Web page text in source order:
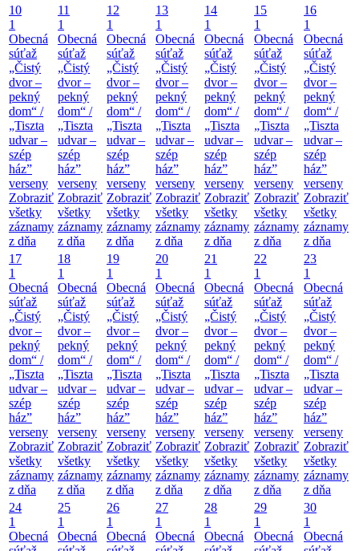
10
1
Obecná
súťaž
„Čistý
dvor –
pekný
dom“ /
„Tiszta
udvar –
szép
ház”
verseny
Zobraziť
všetky
záznamy
z dňa
11
1
Obecná
súťaž
„Čistý
dvor –
pekný
dom“ /
„Tiszta
udvar –
szép
ház”
verseny
Zobraziť
všetky
záznamy
z dňa
12
1
Obecná
súťaž
„Čistý
dvor –
pekný
dom“ /
„Tiszta
udvar –
szép
ház”
verseny
Zobraziť
všetky
záznamy
z dňa
13
1
Obecná
súťaž
„Čistý
dvor –
pekný
dom“ /
„Tiszta
udvar –
szép
ház”
verseny
Zobraziť
všetky
záznamy
z dňa
14
1
Obecná
súťaž
„Čistý
dvor –
pekný
dom“ /
„Tiszta
udvar –
szép
ház”
verseny
Zobraziť
všetky
záznamy
z dňa
15
1
Obecná
súťaž
„Čistý
dvor –
pekný
dom“ /
„Tiszta
udvar –
szép
ház”
verseny
Zobraziť
všetky
záznamy
z dňa
16
1
Obecná
súťaž
„Čistý
dvor –
pekný
dom“ /
„Tiszta
udvar –
szép
ház”
verseny
Zobraziť
všetky
záznamy
z dňa
17
1
Obecná
súťaž
„Čistý
dvor –
pekný
dom“ /
„Tiszta
udvar –
szép
ház”
verseny
Zobraziť
všetky
záznamy
z dňa
18
1
Obecná
súťaž
„Čistý
dvor –
pekný
dom“ /
„Tiszta
udvar –
szép
ház”
verseny
Zobraziť
všetky
záznamy
z dňa
19
1
Obecná
súťaž
„Čistý
dvor –
pekný
dom“ /
„Tiszta
udvar –
szép
ház”
verseny
Zobraziť
všetky
záznamy
z dňa
20
1
Obecná
súťaž
„Čistý
dvor –
pekný
dom“ /
„Tiszta
udvar –
szép
ház”
verseny
Zobraziť
všetky
záznamy
z dňa
21
1
Obecná
súťaž
„Čistý
dvor –
pekný
dom“ /
„Tiszta
udvar –
szép
ház”
verseny
Zobraziť
všetky
záznamy
z dňa
22
1
Obecná
súťaž
„Čistý
dvor –
pekný
dom“ /
„Tiszta
udvar –
szép
ház”
verseny
Zobraziť
všetky
záznamy
z dňa
23
1
Obecná
súťaž
„Čistý
dvor –
pekný
dom“ /
„Tiszta
udvar –
szép
ház”
verseny
Zobraziť
všetky
záznamy
z dňa
24
1
Obecná
25
1
Obecná
26
1
Obecná
27
1
Obecná
28
1
Obecná
29
1
Obecná
30
1
Obecná